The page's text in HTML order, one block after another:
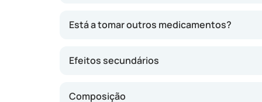
Está a tomar outros medicamentos?
Efeitos secundários
Composição